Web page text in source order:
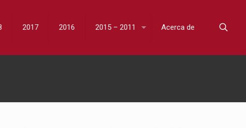
2017 2016 2015 – 2011 Acerca de